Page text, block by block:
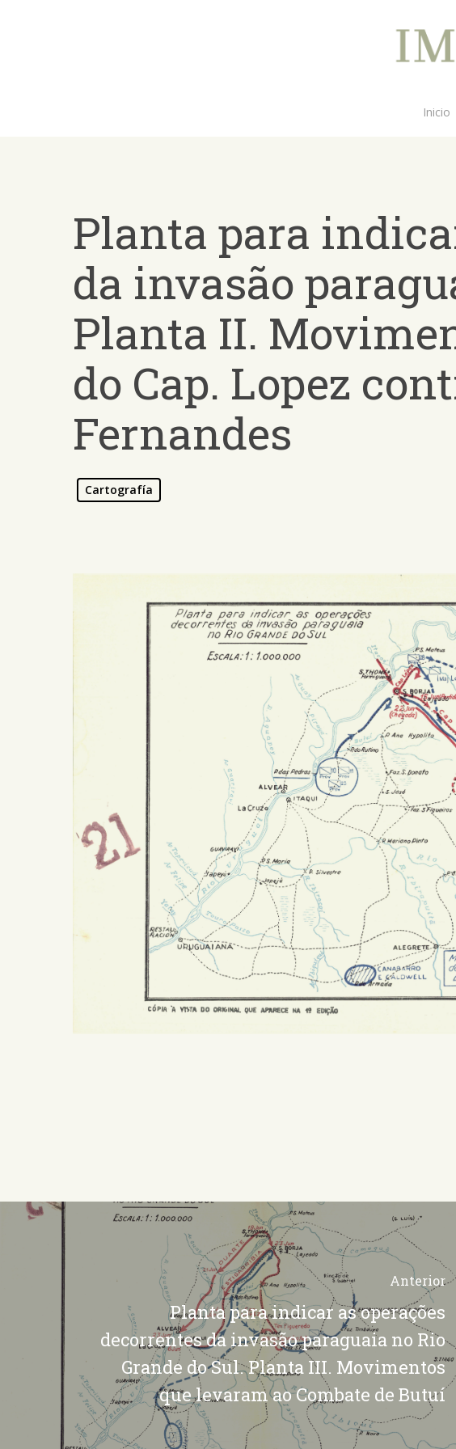
Presiona ENTER para buscar o ESC para salir -¿Cómo buscar?
Inicio
Planta para
da invasão
Planta II.
do Cap. Lopez
Fernandes
Cartografía
Anterior
Planta para indicar as operações
decorrentes da invasão paraguaia no Rio
Grande do Sul. Planta III. Movimentos
que levaram ao Combate de Butuí